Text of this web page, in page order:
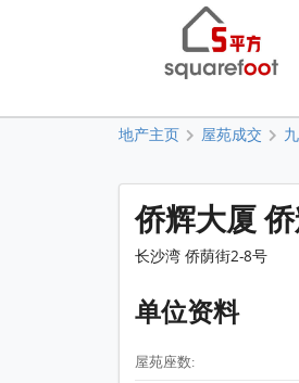
地产主页 屋苑成交
侨辉大厦
长沙湾 侨荫街2-8号
单位资料
屋苑座数: